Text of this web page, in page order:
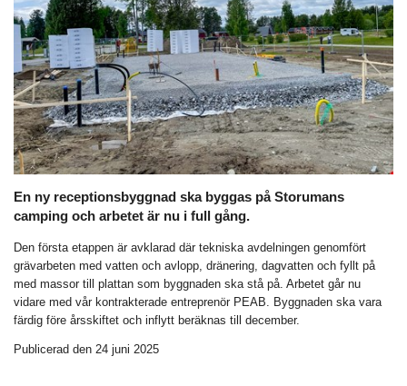
En ny receptionsbyggnad ska byggas på Storumans
camping och arbetet är nu i full gång.
Den första etappen är avklarad där tekniska avdelningen genomfört
grävarbeten med vatten och avlopp, dränering, dagvatten och fyllt på
med massor till plattan som byggnaden ska stå på. Arbetet går nu
vidare med vår kontrakterade entreprenör PEAB. Byggnaden ska vara
färdig före årsskiftet och inflytt beräknas till december.
Publicerad den 24 juni 2025